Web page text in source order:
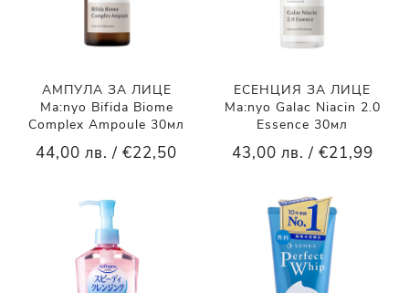
АМПУЛА ЗА ЛИЦЕ
Ma:nyo Bifida Biome
Complex Ampoule 30мл
44,00 лв. / €22,50
ЕСЕНЦИЯ ЗА ЛИЦЕ
Ma:nyo Galac Niacin 2.0
Essence 30мл
43,00 лв. / €21,99